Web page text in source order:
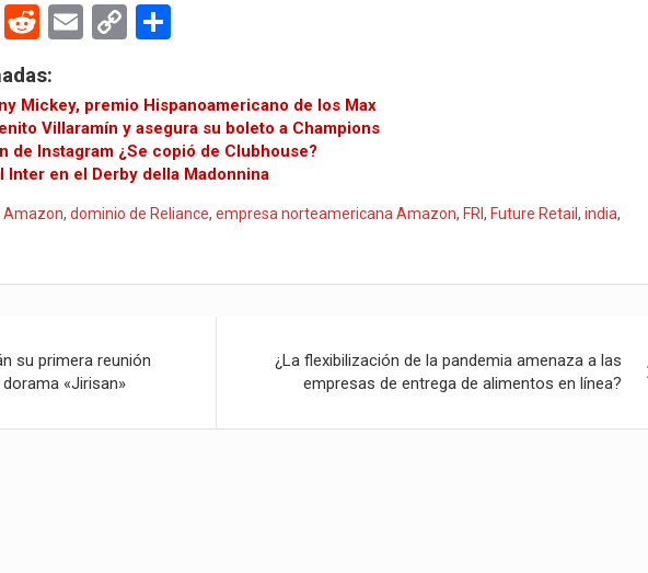
T
R
d
di
t
E
ail
C
py
Li
n
k
m
p
ar
tir
Mickey, premio Hispanoamericano de los Max
Villaramín y asegura su boleto a Champions
de Instagram ¿Se copió de Clubhouse?
Inter en el Derby della Madonnina
Amazon, dominio de Reliance, empresa norteamericana Amazon, FRI, Future Retail , india,
su primera reunión
«Jirisan»
¿La flexibilización de la pandemia amenaza a las
empresas de entrega de alimentos en línea?